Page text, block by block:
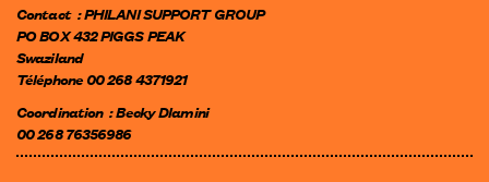
Contact : PHILANI SUPPORT GROUP
PO BOX 432 PIGGS PEAK
Swaziland
Téléphone 00 268 4371921
Coordination : Becky Dlamini
00 268 76356986